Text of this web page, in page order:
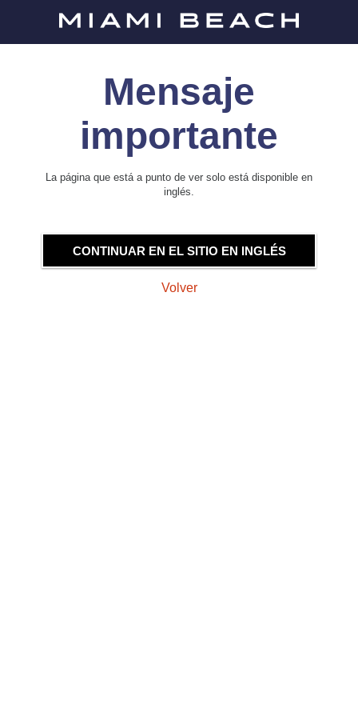
Mensaje
importante
La página que está a punto de ver solo está disponible en
inglés.
CONTINUAR EN EL SITIO EN INGLÉS
Volver